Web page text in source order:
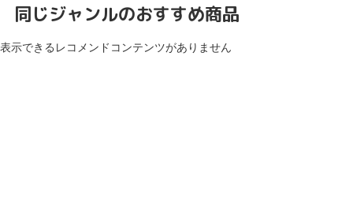
同じジャンルのおすすめ商品
表示できるレコメンドコンテンツがありません